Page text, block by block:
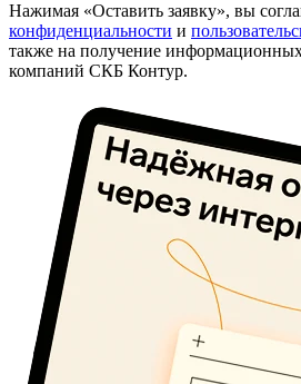
Нажимая «Оставить заявку», вы
конфиденциальности и
также на получение
компаний СКБ Контур.